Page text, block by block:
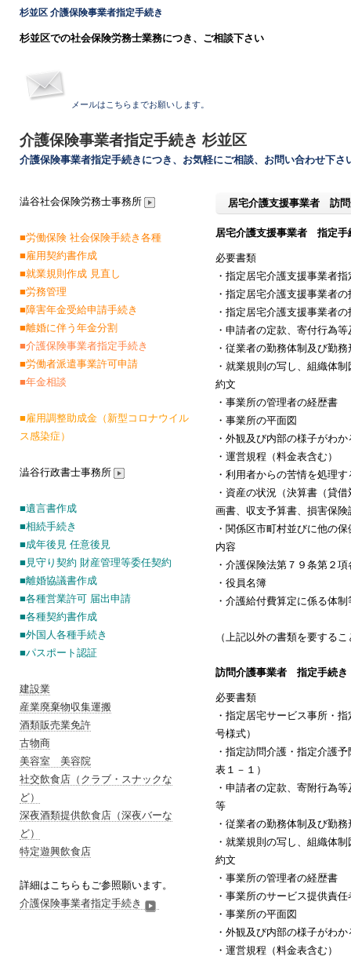
杉並区 介護保険事業者指定手続き
杉並区での社会保険労務士業務につき、ご相談下さい
メールはこちらまでお願いします。
介護保険事業者指定手続き 杉並区
介護保険事業者指定手続きにつき、お気軽にご相談、お問い合わせ下さ
居宅介護支援事業者 訪問
居宅介護支援事業者 指定手
必要書類
・指定居宅介護支援事業者
・指定居宅介護支援事業者
・指定居宅介護支援事業者
・申請者の定款、寄付行為
・従業者の勤務体制及び勤
・就業規則の写し、組織体
約文
・事業所の管理者の経歴書
・事業所の平面図
・外観及び内部の様子がわか
・運営規程（料金表含む）
・利用者からの苦情を処理
・資産の状況（決算書（貸
画書、収支予算書、損害保
・関係区市町村並びに他の
内容
・介護保険法第７９条第２
・役員名簿
・介護給付費算定に係る体
（上記以外の書類を要する
訪問介護事業者 指定手続き
必要書類
・指定居宅サービス事所・
号様式）
・指定訪問介護・指定介護
表１－１）
・申請者の定款、寄附行為
等
・従業者の勤務体制及び勤
・就業規則の写し、組織体
約文
・事業所の管理者の経歴書
・事業所のサービス提供責
・事業所の平面図
・外観及び内部の様子がわか
・運営規程（料金表含む）
澁谷社会保険労務士事務所
■労働保険 社会保険手続き各種
■雇用契約書作成
■就業規則作成 見直し
■労務管理
■障害年金受給申請手続き
■離婚に伴う年金分割
■介護保険事業者指定手続き
■労働者派遣事業許可申請
■年金相談
■雇用調整助成金（新型コロナウイル
ス感染症）
澁谷行政書士事務所
■遺言書作成
■相続手続き
■成年後見 任意後見
■見守り契約 財産管理等委任契約
■離婚協議書作成
■各種営業許可 届出申請
■各種契約書作成
■外国人各種手続き
■パスポート認証
建設業
産業廃棄物収集運搬
酒類販売業免許
古物商
美容室 美容院
社交飲食店（クラブ・スナックな
ど）
深夜酒類提供飲食店（深夜バーな
ど）
特定遊興飲食店
詳細はこちらもご参照願います。
介護保険事業者指定手続き